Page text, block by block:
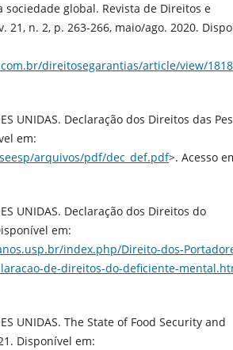
global. Revista de Direitos e
21, n. 2, p. 263-266, maio/ago. 2020.
direitosegarantias/article/view/
UNIDAS. Declaração dos Direitos das
em:
arquivos/pdf/dec_def.pdf>. Acesso
UNIDAS. Declaração dos Direitos do
em:
index.php/Direito-dos-
de-direitos-do-deficiente-
UNIDAS. The State of Food Security and
Disponível em: